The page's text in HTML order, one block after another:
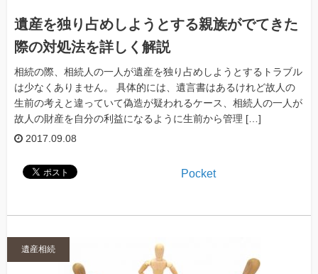
遺産を独り占めしようとする親族がでてきた
際の対処法を詳しく解説
相続の際、相続人の一人が遺産を独り占めしようとするトラブル
は少なくありません。 具体的には、遺言書はあるけれど故人の
生前の考えと違っていて偽造が疑われるケース、相続人の一人が
故人の財産を自分の利益になるように生前から管理 […]
2017.09.08
Pocket
遺産相続